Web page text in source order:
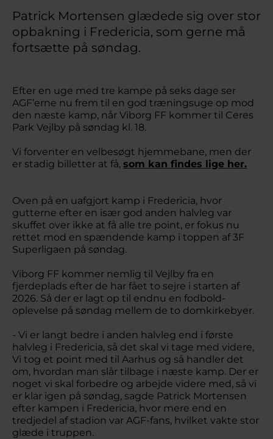
Patrick Mortensen glædede sig over stor
opbakning i Fredericia, som gerne må
fortsætte på søndag.
Efter en uge med tre kampe på seks dage ser
AGF’erne nu frem til en god træningsuge op mod
den næste kamp, når Viborg FF kommer til Ceres
Park Vejlby på søndag kl. 18.
Vi forventer en velbesøgt hjemmebane, men der
er stadig billetter at få, som kan findes lige her.
Oven på en uafgjort kamp i Fredericia, hvor
gutterne efter en især god anden halvleg var
skuffet over ikke at få alle tre point, er fokus nu
rettet mod en spændende kamp i toppen af 3F
Superligaen på søndag.
Viborg FF kommer nemlig til Vejlby fra en
fjerdeplads efter de har fået to sejre i starten af
2026. Så der er lagt op til endnu en fodbold-
oplevelse på søndag mellem de to domkirkebyer.
- Vi er langt bedre i anden halvleg end i første
halvleg i Fredericia, så det skal vi tage med videre,
Vi tog et point med til Aarhus og så handler det
om, hvordan man slår tilbage i næste kamp. Der er
noget vi skal forbedre og arbejde videre med, så vi
er klar igen på søndag, sagde Patrick Mortensen
efter kampen i Fredericia, hvor mere end en
tredjedel af stadion var AGF-fans, hvilket vakte stor
glæde i truppen.